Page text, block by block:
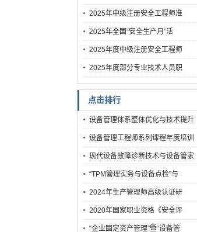
2025年中级注册安全工程师准
2025年全国“安全生产月”活
2025年度中级注册安全工程师
2025年度部分专业技术人员职
点击排行
设备管理体系整体优化与技术提升
设备管理工程师系列课程年度培训
现代设备故障诊断技术与设备管家
“TPM管理实务与设备点检”与
2024年生产管理师高级认证研
2020年国家职业资格《安全评
“企业固定资产管理”暨“设备管